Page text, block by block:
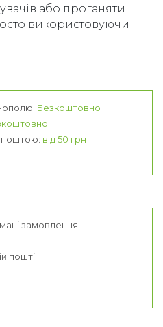
або проганяти
використовуючи
Безкоштовно
від 50 грн
замовлення
пошті